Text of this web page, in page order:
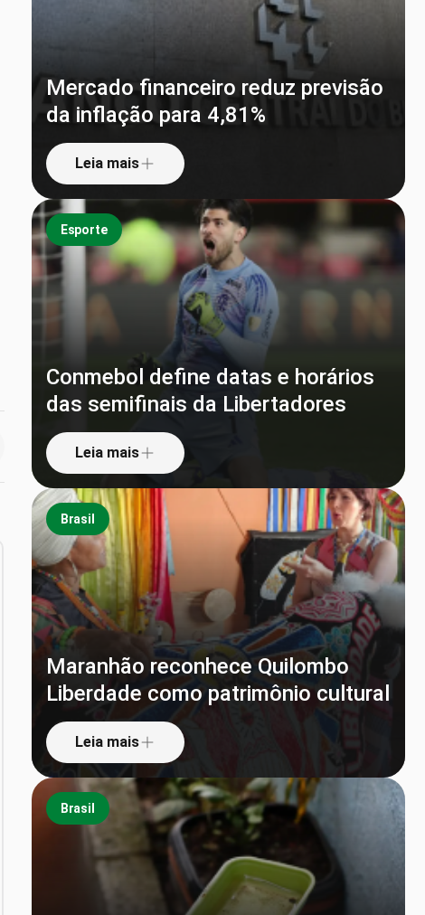
Mercado financeiro reduz previsão
da inflação para 4,81%
Leia mais
Esporte
Conmebol define datas e horários
das semifinais da Libertadores
Leia mais
Brasil
Maranhão reconhece Quilombo
Liberdade como patrimônio cultural
Leia mais
Brasil